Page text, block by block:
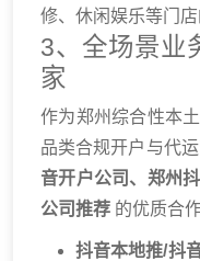
修、休闲娱乐等门
3、全场景业
家
作为郑州综合性本
品类合规开户与代
音开户公司、郑州
公司推荐 的优质合
抖音本地推/抖